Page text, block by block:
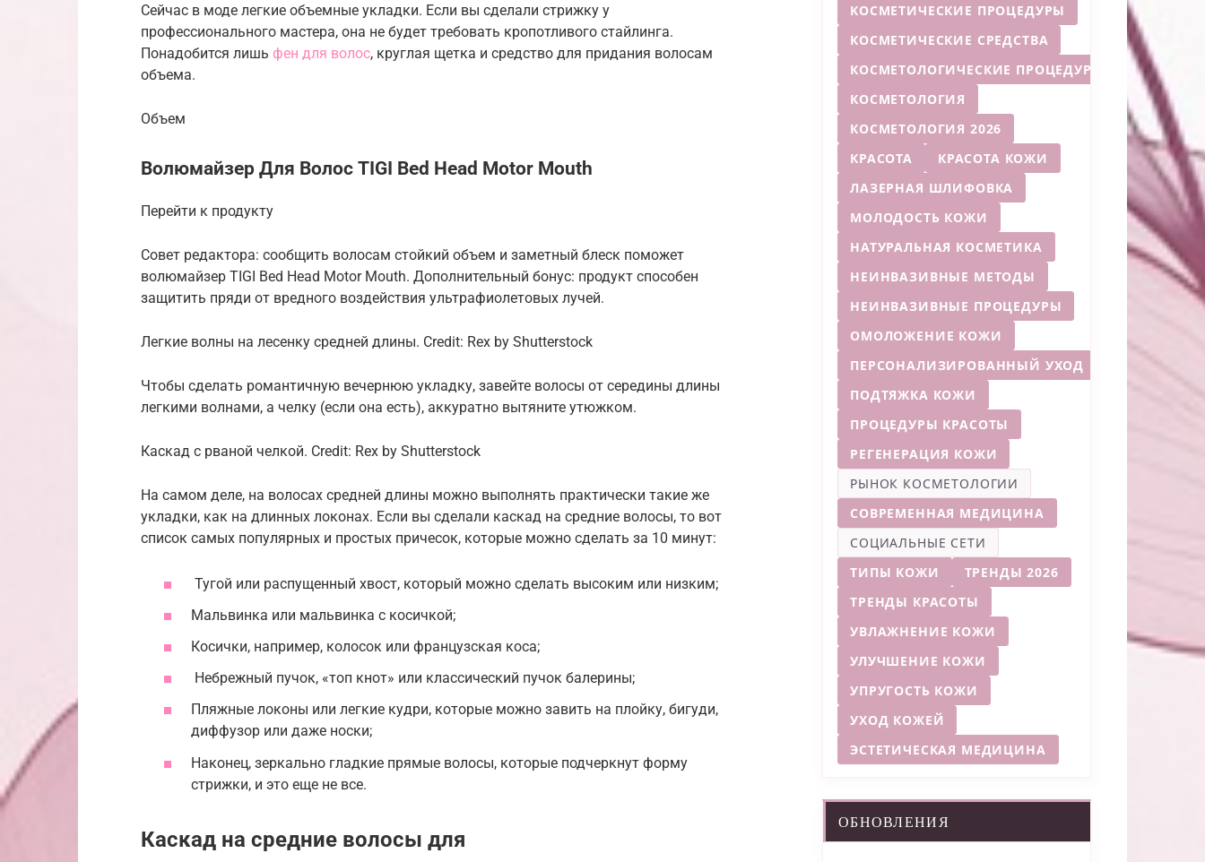
Сейчас в моде легкие объемные укладки. Если вы сделали стрижку у
профессионального мастера, она не будет требовать кропотливого стайлинга.
Понадобится лишь фен для волос, круглая щетка и средство для придания волосам
объема.
Объем
Волюмайзер Для Волос TIGI Bed Head Motor Mouth
Перейти к продукту
Совет редактора: сообщить волосам стойкий объем и заметный блеск поможет
волюмайзер TIGI Bed Head Motor Mouth. Дополнительный бонус: продукт способен
защитить пряди от вредного воздействия ультрафиолетовых лучей.
Легкие волны на лесенку средней длины. Credit: Rex by Shutterstock
Чтобы сделать романтичную вечернюю укладку, завейте волосы от середины длины
легкими волнами, а челку (если она есть), аккуратно вытяните утюжком.
Каскад с рваной челкой. Credit: Rex by Shutterstock
На самом деле, на волосах средней длины можно выполнять практически такие же
укладки, как на длинных локонах. Если вы сделали каскад на средние волосы, то вот
список самых популярных и простых причесок, которые можно сделать за 10 минут:
Тугой или распущенный хвост, который можно сделать высоким или низким;
Мальвинка или мальвинка с косичкой;
Косички, например, колосок или французская коса;
Небрежный пучок, «топ кнот» или классический пучок балерины;
Пляжные локоны или легкие кудри, которые можно завить на плойку, бигуди,
диффузор или даже носки;
Наконец, зеркально гладкие прямые волосы, которые подчеркнут форму
стрижки, и это еще не все.
Каскад на средние волосы для
КОСМЕТИЧЕСКИЕ ПРОЦЕДУРЫ
КОСМЕТИЧЕСКИЕ СРЕДСТВА
КОСМЕТОЛОГИЧЕСКИЕ ПРОЦЕДУРЫ
КОСМЕТОЛОГИЯ
КОСМЕТОЛОГИЯ 2026
КРАСОТА
КРАСОТА КОЖИ
ЛАЗЕРНАЯ ШЛИФОВКА
МОЛОДОСТЬ КОЖИ
НАТУРАЛЬНАЯ КОСМЕТИКА
НЕИНВАЗИВНЫЕ МЕТОДЫ
НЕИНВАЗИВНЫЕ ПРОЦЕДУРЫ
ОМОЛОЖЕНИЕ КОЖИ
ПЕРСОНАЛИЗИРОВАННЫЙ УХОД
ПОДТЯЖКА КОЖИ
ПРОЦЕДУРЫ КРАСОТЫ
РЕГЕНЕРАЦИЯ КОЖИ
РЫНОК КОСМЕТОЛОГИИ
СОВРЕМЕННАЯ МЕДИЦИНА
СОЦИАЛЬНЫЕ СЕТИ
ТИПЫ КОЖИ
ТРЕНДЫ 2026
ТРЕНДЫ КРАСОТЫ
УВЛАЖНЕНИЕ КОЖИ
УЛУЧШЕНИЕ КОЖИ
УПРУГОСТЬ КОЖИ
УХОД КОЖЕЙ
ЭСТЕТИЧЕСКАЯ МЕДИЦИНА
ОБНОВЛЕНИЯ